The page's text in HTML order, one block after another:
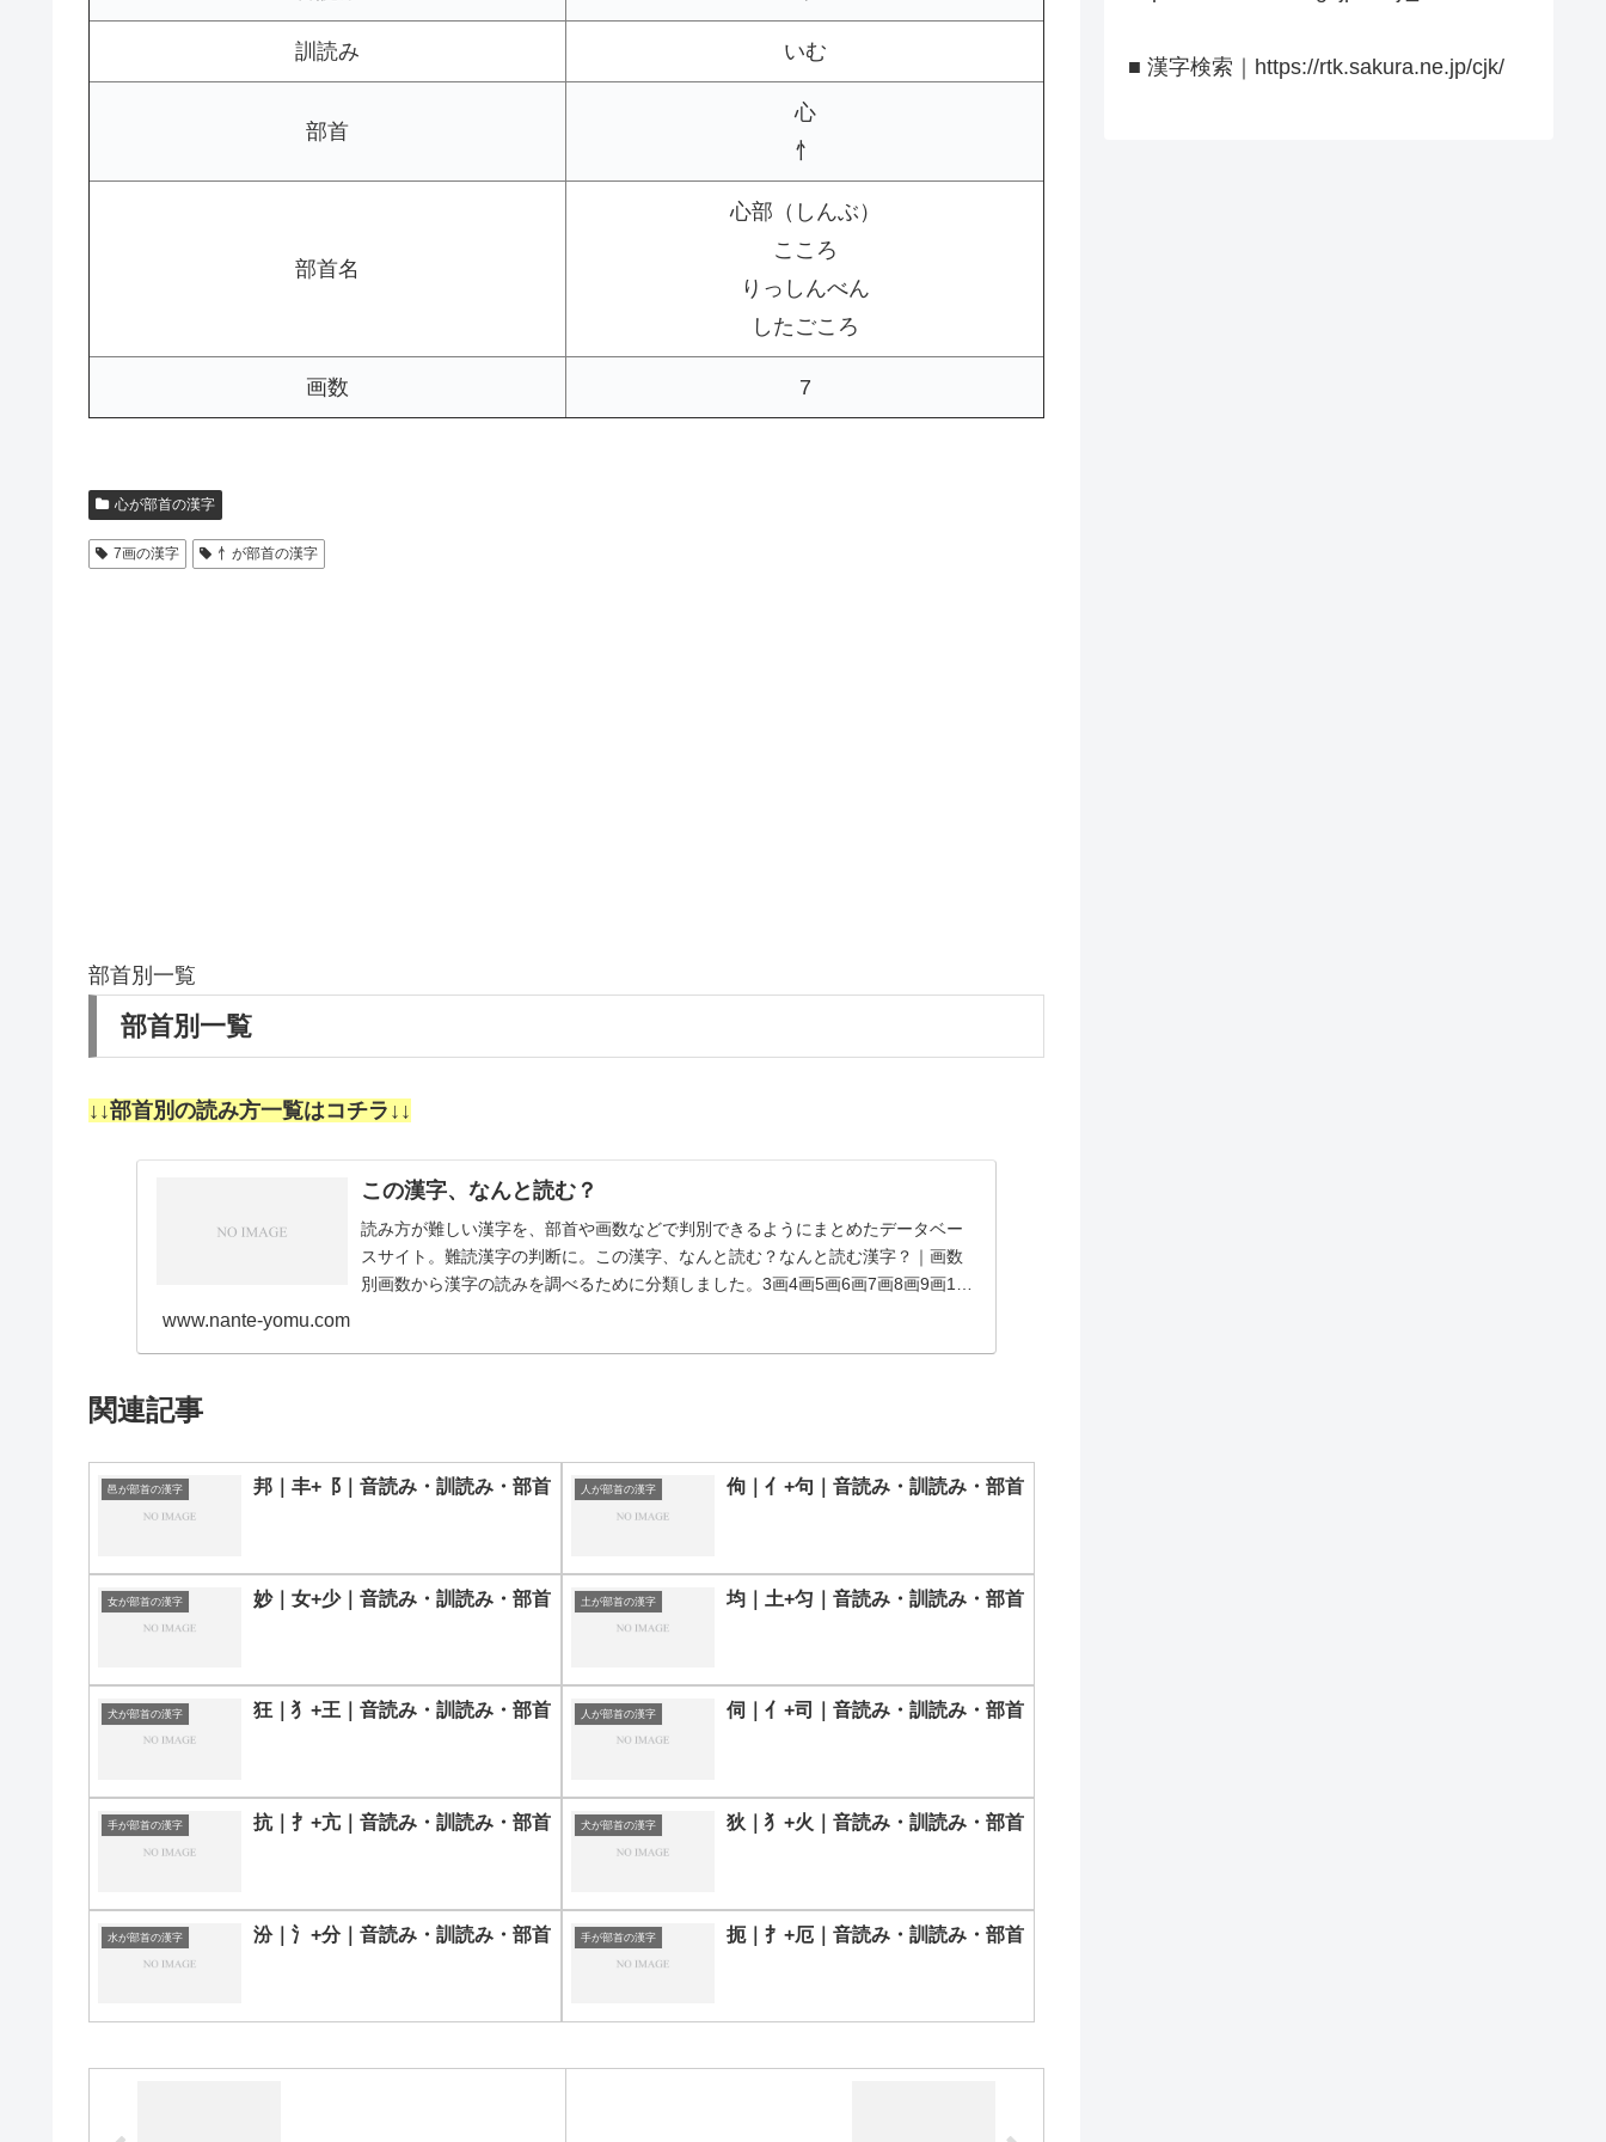
訓読み いむ
部首
心
忄
部首名
心部（しんぶ）
こころ
りっしんべん
したごころ
画数 7
心が部首の漢字
7画の漢字 忄が部首の漢字
部首別一覧
部首別一覧
↓↓部首別の読み方一覧はコチラ↓↓
この漢字、なんと読む？
読み方が難しい漢字を、部首や画数などで判別できるようにまとめたデータベー
スサイト。難読漢字の判断に。この漢字、なんと読む？なんと読む漢字？｜画数
別画数から漢字の読みを調べるために分類しました。3画4画5画6画7画8画9画10
www.nante-yomu.com
関連記事
邑が部首の漢字 邦｜丰+⻏｜音読み・訓読み・部首 人が部首の漢字 佝｜亻+句｜音読み・訓読み・部首
女が部首の漢字 妙｜女+少｜音読み・訓読み・部首 土が部首の漢字 均｜土+匀｜音読み・訓読み・部首
犬が部首の漢字 狂｜⺨+王｜音読み・訓読み・部首 人が部首の漢字 伺｜亻+司｜音読み・訓読み・部首
手が部首の漢字 抗｜扌+亢｜音読み・訓読み・部首 犬が部首の漢字 狄｜⺨+火｜音読み・訓読み・部首
水が部首の漢字 汾｜氵+分｜音読み・訓読み・部首 手が部首の漢字 扼｜扌+厄｜音読み・訓読み・部首
■ 漢字検索｜https://rtk.sakura.ne.jp/cjk/